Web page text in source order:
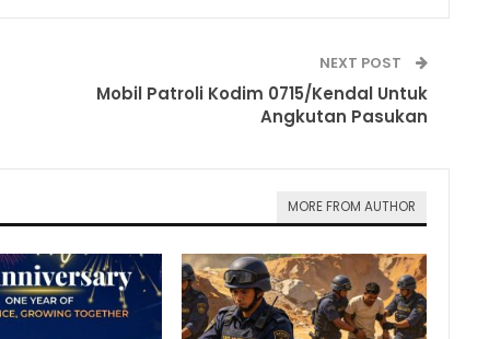
NEXT POST
Mobil Patroli Kodim 0715/Kendal Untuk
Angkutan Pasukan
MORE FROM AUTHOR